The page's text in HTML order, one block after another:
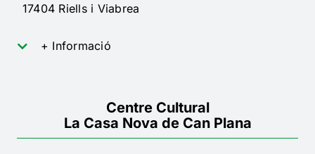
17404 Riells i Viabrea
+ Informació
Centre Cultural
La Casa Nova de Can Plana